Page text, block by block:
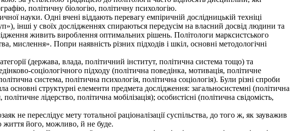
політичну біологію, політичну психологію.
науки. Одні вчені віддають перевагу емпіричній дослідницькій техніці
інші у своїх дослідженнях спираються передусім на власний досвід людини та
живить вироблення оптимальних рішень. Політологи марксистського
мислення». Попри наявність різних підходів і шкіл, основні методологічні
(держава, влада, політичний інститут, політична система тощо) та
соціологічного підходу (політична поведінка, мотивація, політичне
система, політична психологія, політична соціологія). Були різні спроби
основні структурні елементи предмета дослідження: загальносистемні (політична
лідерство, політична мобілізація); особистісні (політична свідомість,
не переслідує мету тотальної раціоналізації суспільства, до того ж, як зауважив
життя його, можливо, й не буде.